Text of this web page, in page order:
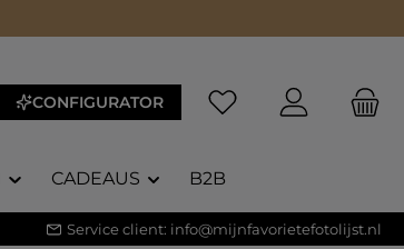
CONFIGURATOR
CADEAUS B2B
Service client: info@mijnfavorietefotolijst.nl